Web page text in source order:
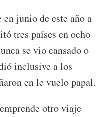
junio de este año a
tres países en ocho
se vio cansado o
inclusive a los
en le vuelo papal.
otro viaje